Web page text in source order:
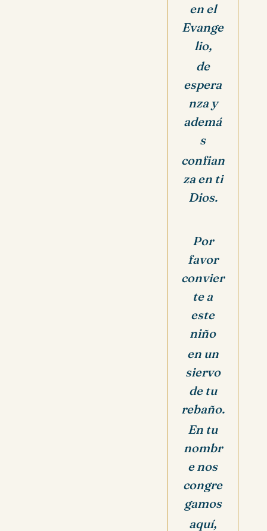
en el
Evange
lio,
de
espera
nza y
ademá
s
confian
za en ti
Dios.
Por
favor
convier
te a
este
niño
en un
siervo
de tu
rebaño.
En tu
nombr
e nos
congre
gamos
aquí,